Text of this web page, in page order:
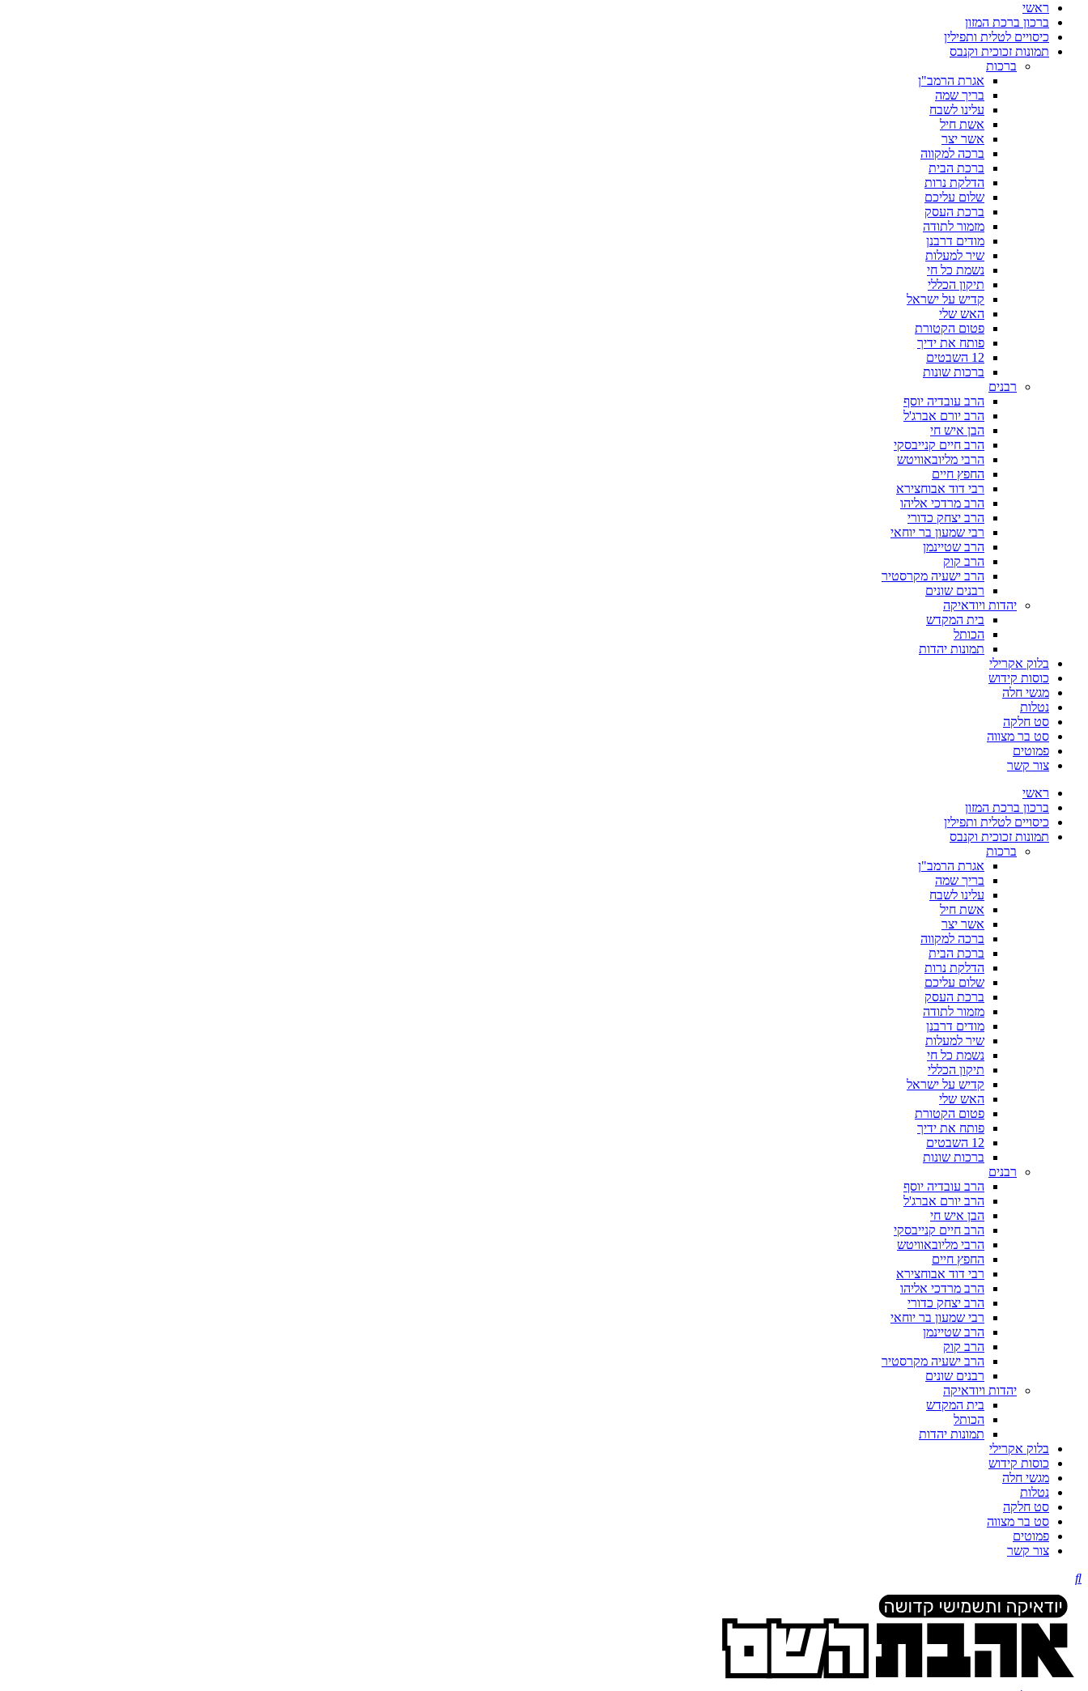
ראשי
ברכון ברכת המזון
כיסויים לטלית ותפילין
תמונות זכוכית וקנבס
ברכות
אגרת הרמב"ן
בריך שמה
עלינו לשבח
אשת חיל
אשר יצר
ברכה למקווה
ברכת הבית
הדלקת נרות
שלום עליכם
ברכת העסק
מזמור לתודה
מודים דרבנן
שיר למעלות
נשמת כל חי
תיקון הכללי
קדיש על ישראל
האש שלי
פטום הקטורת
פותח את ידיך
12 השבטים
ברכות שונות
רבנים
הרב עובדיה יוסף
הרב יורם אברג'ל
הבן איש חי
הרב חיים קנייבסקי
הרבי מליובאוויטש
החפץ חיים
רבי דוד אבוחצירא
הרב מרדכי אליהו
הרב יצחק כדורי
רבי שמעון בר יוחאי
הרב שטיינמן
הרב קוק
הרב ישעיה מקרסטיר
רבנים שונים
יהדות ויודאיקה
בית המקדש
הכותל
תמונות יהדות
בלוק אקרילי
כוסות קידוש
מגשי חלה
נטלות
סט חלקה
סט בר מצווה
פמוטים
צור קשר
ראשי
ברכון ברכת המזון
כיסויים לטלית ותפילין
תמונות זכוכית וקנבס
ברכות
אגרת הרמב"ן
בריך שמה
עלינו לשבח
אשת חיל
אשר יצר
ברכה למקווה
ברכת הבית
הדלקת נרות
שלום עליכם
ברכת העסק
מזמור לתודה
מודים דרבנן
שיר למעלות
נשמת כל חי
תיקון הכללי
קדיש על ישראל
האש שלי
פטום הקטורת
פותח את ידיך
12 השבטים
ברכות שונות
רבנים
הרב עובדיה יוסף
הרב יורם אברג'ל
הבן איש חי
הרב חיים קנייבסקי
הרבי מליובאוויטש
החפץ חיים
רבי דוד אבוחצירא
הרב מרדכי אליהו
הרב יצחק כדורי
רבי שמעון בר יוחאי
הרב שטיינמן
הרב קוק
הרב ישעיה מקרסטיר
רבנים שונים
יהדות ויודאיקה
בית המקדש
הכותל
תמונות יהדות
בלוק אקרילי
כוסות קידוש
מגשי חלה
נטלות
סט חלקה
סט בר מצווה
פמוטים
צור קשר